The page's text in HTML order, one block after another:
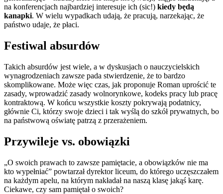
na konferencjach najbardziej interesuje ich (sic!) kiedy będą
kanapki. W wielu wypadkach udają, że pracują, narzekając, że
państwo udaje, że płaci.
Festiwal absurdów
Takich absurdów jest wiele, a w dyskusjach o nauczycielskich
wynagrodzeniach zawsze pada stwierdzenie, że to bardzo
skomplikowane. Może więc czas, jak proponuje Roman uprościć te
zasady, wprowadzić zasady wolnorynkowe, kodeks pracy lub pracę
kontraktową. W końcu wszystkie koszty pokrywają podatnicy,
głównie Ci, którzy swoje dzieci i tak wyślą do szkół prywatnych, bo
na państwową oświatę patrzą z przerażeniem.
Przywileje vs. obowiązki
„O swoich prawach to zawsze pamiętacie, a obowiązków nie ma
kto wypełniać” powtarzał dyrektor liceum, do którego uczęszczałem
na każdym apelu, na którym nakładał na naszą klasę jakąś karę.
Ciekawe, czy sam pamiętał o swoich?